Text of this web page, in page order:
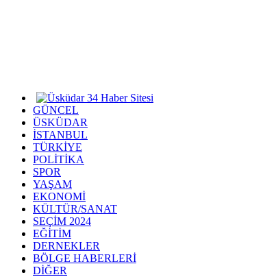
GÜNCEL
ÜSKÜDAR
İSTANBUL
TÜRKİYE
POLİTİKA
SPOR
YAŞAM
EKONOMİ
KÜLTÜR/SANAT
SEÇİM 2024
EĞİTİM
DERNEKLER
BÖLGE HABERLERİ
DİĞER